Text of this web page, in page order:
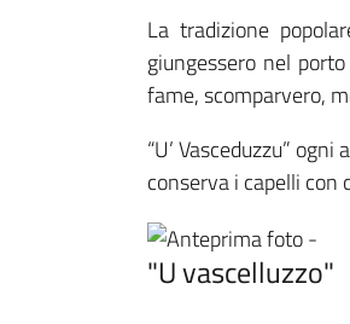
La tradizione
giungessero nel
fame, scomparvero,
“U’ Vasceduzzu”
conserva i capelli con
"U vascelluzzo"